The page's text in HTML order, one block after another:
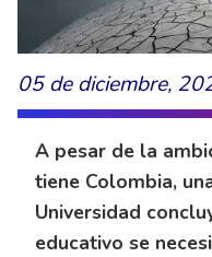
05 de diciembre,
A pesar de la
tiene Colombia,
Universidad
educativo se